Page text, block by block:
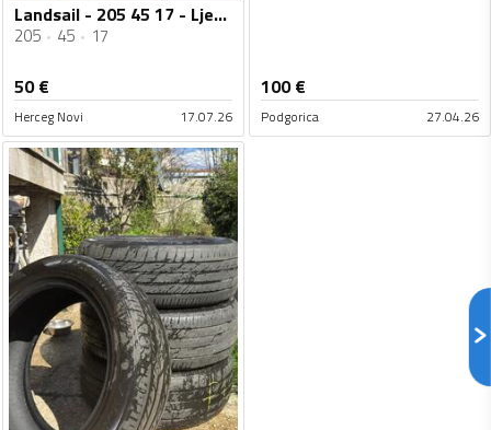
Landsail - 205 45 17 - Ljetnja guma
205 45 17
50€
Herceg Novi 17.07.26
100€
Podgorica 27.04.26